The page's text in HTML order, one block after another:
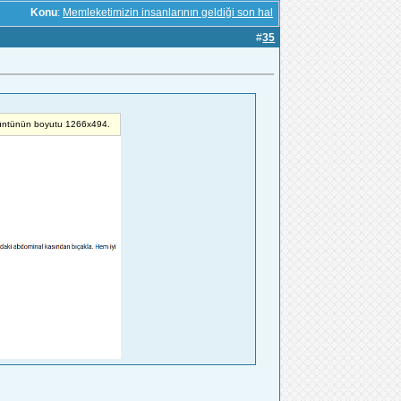
Konu: Memleketimizin insanlarının geldiği son hal
#35
boyutu 1266x494.